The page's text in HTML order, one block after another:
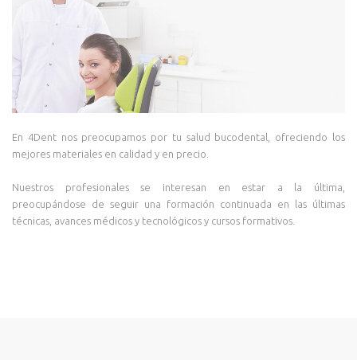
En 4Dent nos preocupamos por tu salud bucodental, ofreciendo los
mejores materiales en calidad y en precio.
Nuestros profesionales se interesan en estar a la última,
preocupándose de seguir una formación continuada en las últimas
técnicas, avances médicos y tecnológicos y cursos formativos.